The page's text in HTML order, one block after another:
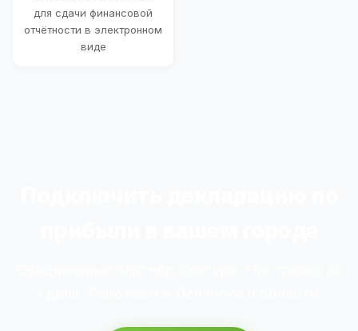
для сдачи финансовой
отчётности в электронном
виде